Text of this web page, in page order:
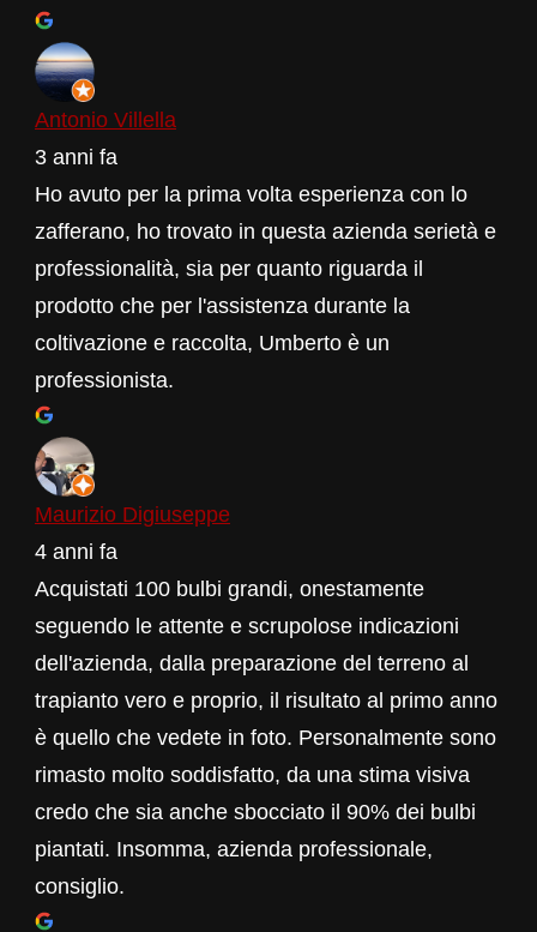
Antonio Villella
3 anni fa
Ho avuto per la prima volta esperienza con lo
zafferano, ho trovato in questa azienda serietà e
professionalità, sia per quanto riguarda il
prodotto che per l'assistenza durante la
coltivazione e raccolta, Umberto è un
professionista.
Maurizio Digiuseppe
4 anni fa
Acquistati 100 bulbi grandi, onestamente
seguendo le attente e scrupolose indicazioni
dell'azienda, dalla preparazione del terreno al
trapianto vero e proprio, il risultato al primo anno
è quello che vedete in foto. Personalmente sono
rimasto molto soddisfatto, da una stima visiva
credo che sia anche sbocciato il 90% dei bulbi
piantati. Insomma, azienda professionale,
consiglio.